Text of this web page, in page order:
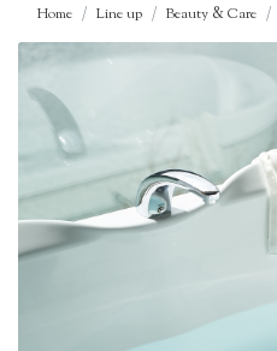
Home Line up Beauty & Care